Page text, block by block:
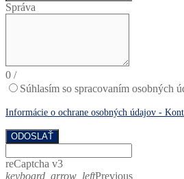
Správa
0 /
Súhlasím so spracovaním osobných
Informácie o ochrane osobných údajov -
ODOSLAŤ
reCaptcha v3
keyboard_arrow_leftPrevious